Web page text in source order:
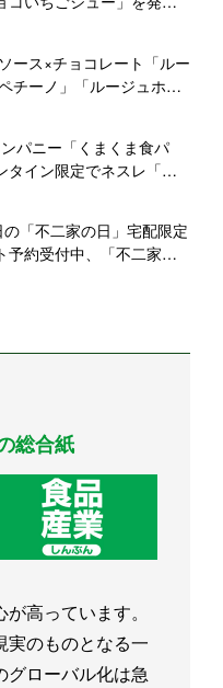
ールの香りが楽しめる
ース×チョコレート「ルー
チーノ」「ルージュホワ
パニー「くまくま食パ
タイン限定でネスレ「キ
「不二家の日」宅配限定
予約受付中、「不二家の
総合紙
高っています。
実のものとなる一
グローバル化は急